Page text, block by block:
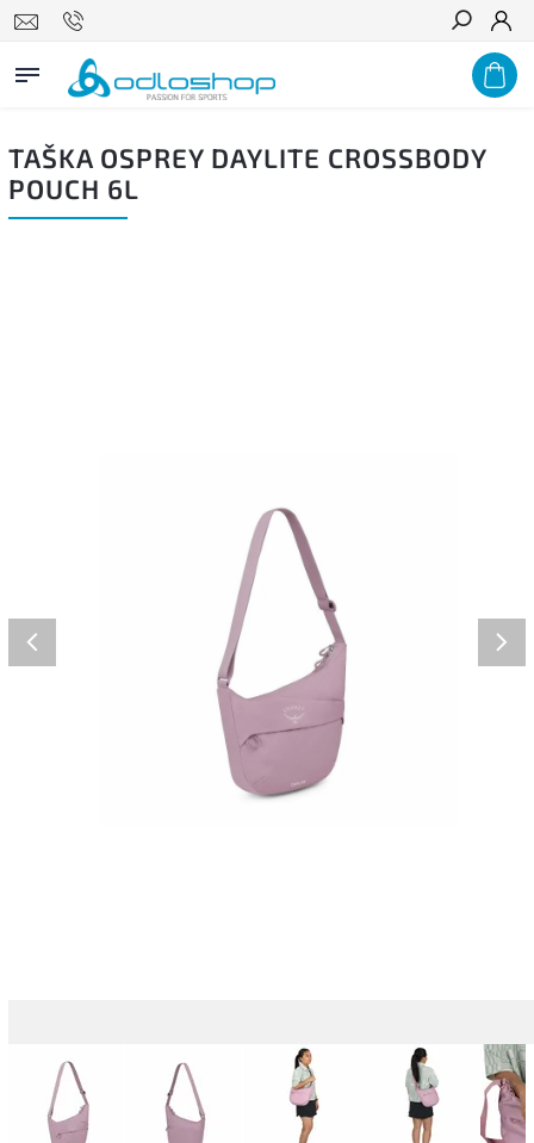
Hľadať
TAŠKA OSPREY DAYLITE CROSSBODY
POUCH 6L